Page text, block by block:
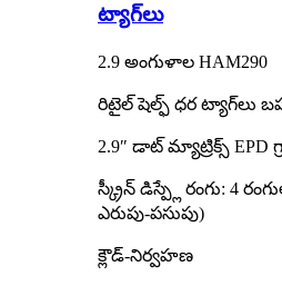
ట్యాగ్‌లు
2.9 అంగుళాల HAM290
రిటైల్ షెల్ఫ్ ధర ట్యాగ్‌లు
2.9″ డాట్ మ్యాట్రిక్స్ EPD
స్క్రీన్ డిస్ప్లే రంగు: 4
ఎరుపు-పసుపు)
క్లౌడ్-నిర్వహణ